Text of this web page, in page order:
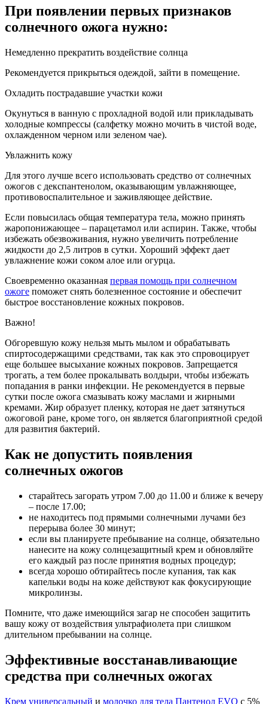
При появлении первых признаков
солнечного ожога нужно:
Немедленно прекратить воздействие солнца
Рекомендуется прикрыться одеждой, зайти в помещение.
Охладить пострадавшие участки кожи
Окунуться в ванную с прохладной водой или прикладывать
холодные компрессы (салфетку можно мочить в чистой воде,
охлажденном черном или зеленом чае).
Увлажнить кожу
Для этого лучше всего использовать средство от солнечных
ожогов с декспантенолом, оказывающим увлажняющее,
противовоспалительное и заживляющее действие.
Если повысилась общая температура тела, можно принять
жаропонижающее – парацетамол или аспирин. Также, чтобы
избежать обезвоживания, нужно увеличить потребление
жидкости до 2,5 литров в сутки. Хороший эффект дает
увлажнение кожи соком алое или огурца.
Своевременно оказанная первая помощь при солнечном
ожоге поможет снять болезненное состояние и обеспечит
быстрое восстановление кожных покровов.
Важно!
Обгоревшую кожу нельзя мыть мылом и обрабатывать
спиртосодержащими средствами, так как это спровоцирует
еще большее высыхание кожных покровов. Запрещается
трогать, а тем более прокалывать волдыри, чтобы избежать
попадания в ранки инфекции. Не рекомендуется в первые
сутки после ожога смазывать кожу маслами и жирными
кремами. Жир образует пленку, которая не дает затянуться
ожоговой ране, кроме того, он является благоприятной средой
для развития бактерий.
Как не допустить появления
солнечных ожогов
старайтесь загорать утром 7.00 до 11.00 и ближе к вечеру
– после 17.00;
не находитесь под прямыми солнечными лучами без
перерыва более 30 минут;
если вы планируете пребывание на солнце, обязательно
нанесите на кожу солнцезащитный крем и обновляйте
его каждый раз после принятия водных процедур;
всегда хорошо обтирайтесь после купания, так как
капельки воды на коже действуют как фокусирующие
микролинзы.
Помните, что даже имеющийся загар не способен защитить
вашу кожу от воздействия ультрафиолета при слишком
длительном пребывании на солнце.
Эффективные восстанавливающие
средства при солнечных ожогах
Крем универсальный и молочко для тела Пантенол EVO с 5%